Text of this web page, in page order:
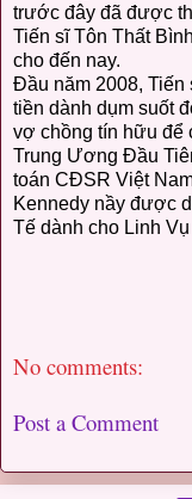
trước đây đã được
Tiến sĩ Tôn Thất
cho đến nay.
Đầu năm 2008, Tiến
tiền dành dụm suốt
vợ chồng tín hữu để
Trung Ương Đầu
toán CĐSR Việt
Kennedy nầy được
Tế dành cho Linh
No comments:
Post a Comment